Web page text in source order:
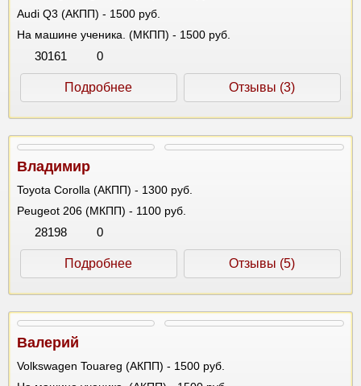
Audi Q3 (АКПП) - 1500 руб.
На машине ученика. (МКПП) - 1500 руб.
30161 0
Подробнее Отзывы (3)
Владимир
Toyota Corolla (АКПП) - 1300 руб.
Peugeot 206 (МКПП) - 1100 руб.
28198 0
Подробнее Отзывы (5)
Валерий
Volkswagen Touareg (АКПП) - 1500 руб.